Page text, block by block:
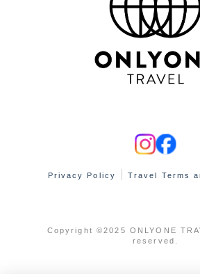
Privacy Policy Travel Terms
Copyright ©2025 ONLYONE
reserved.